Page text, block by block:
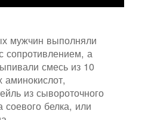
мужчин выполняли
сопротивлением, а
смесь из 10
из сывороточного
соевого белка, или